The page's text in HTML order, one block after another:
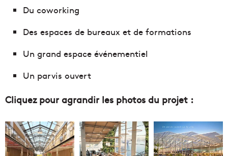
Du coworking
Des espaces de bureaux et de formations
Un grand espace événementiel
Un parvis ouvert
Cliquez pour agrandir les photos du projet :